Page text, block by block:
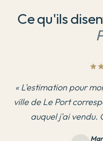
Ce qu'ils
« L'estimation pour
ville de Le Port
auquel j'ai vendu.